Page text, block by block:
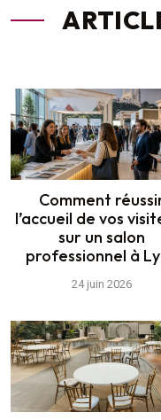
Comment
l’accueil de vos
sur un salon
professionnel à
24 juin 2026